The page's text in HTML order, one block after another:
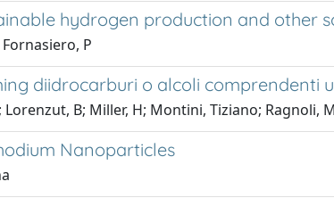
hydrogen production and other
P
diidrocarburi o alcoli comprendenti
B; Miller, H; Montini, Tiziano; Ragnoli,
Nanoparticles